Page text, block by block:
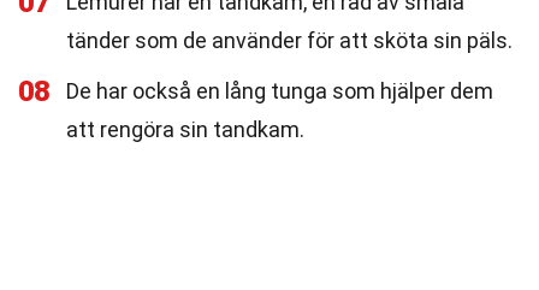
tänder som de använder för att sköta sin päls.
08
De har också en lång tunga som hjälper dem
att rengöra sin tandkam.